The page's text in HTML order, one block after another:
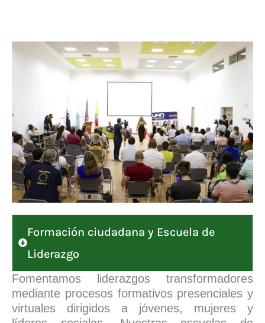
Formación ciudadana y Escuela de
Liderazgo
Fomentamos liderazgos transformadores
mediante procesos formativos presenciales y
virtuales dirigidos a jóvenes, mujeres y